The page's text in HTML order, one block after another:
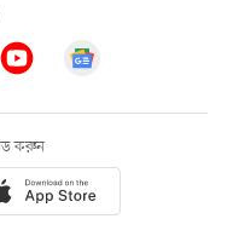
করুন